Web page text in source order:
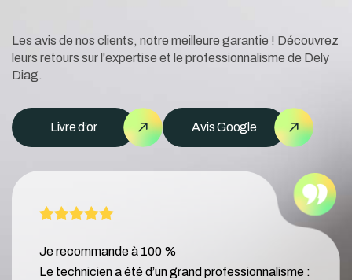
Les avis de nos clients, notre meilleure garantie ! Découvrez
leurs retours sur l'expertise et le professionnalisme de Dely
Diag.
Livre d’or Avis Google
Je recommande à 100 %
Le technicien a été d’un grand professionnalisme :